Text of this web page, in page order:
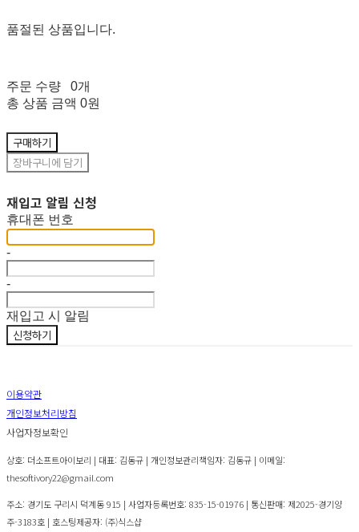
품절된 상품입니다.
주문 수량
0개
총 상품 금액 0원
구매하기
장바구니에 담기
재입고 알림 신청
휴대폰 번호
-
-
재입고 시 알림
신청하기
이용약관
개인정보처리방침
사업자정보확인
상호: 더소프트아이보리 | 대표: 김동규 | 개인정보관리책임자: 김동규 | 이메일:
thesoftivory22@gmail.com
주소: 경기도 구리시 덕계동 915 | 사업자등록번호: 835-15-01976 | 통신판매: 제2025-경기양
주-3183호 | 호스팅제공자: (주)식스샵